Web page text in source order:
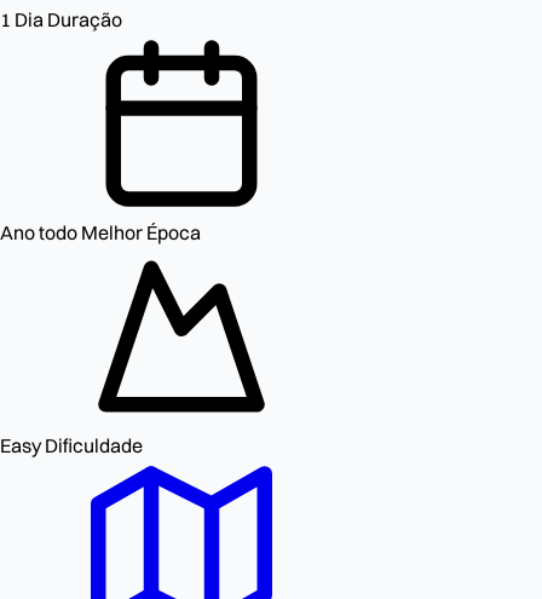
1 Dia Duração
Ano todo Melhor Época
Easy Dificuldade